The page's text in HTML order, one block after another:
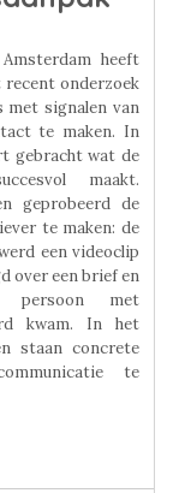
heeft
recent onderzoek
met signalen van
te maken. In
gebracht wat de
maakt.
geprobeerd de
te maken: de
een videoclip
over een brief en
persoon met
kwam. In het
staan concrete
te